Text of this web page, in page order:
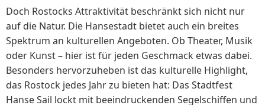
Doch Rostocks Attraktivität beschränkt sich nicht nur
auf die Natur. Die Hansestadt bietet auch ein breites
Spektrum an kulturellen Angeboten. Ob Theater, Musik
oder Kunst – hier ist für jeden Geschmack etwas dabei.
Besonders hervorzuheben ist das kulturelle Highlight,
das Rostock jedes Jahr zu bieten hat: Das Stadtfest
Hanse Sail lockt mit beeindruckenden Segelschiffen und